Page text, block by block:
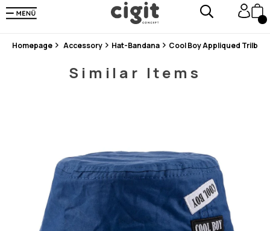
En Uygun Fiyat Garantisi !
300₺ ve Üzeri Alışverişlerde Kargo Ücretsiz !
Homepage Accessory Hat-Bandana Cool Boy Appliqued Trilby
Similar Items